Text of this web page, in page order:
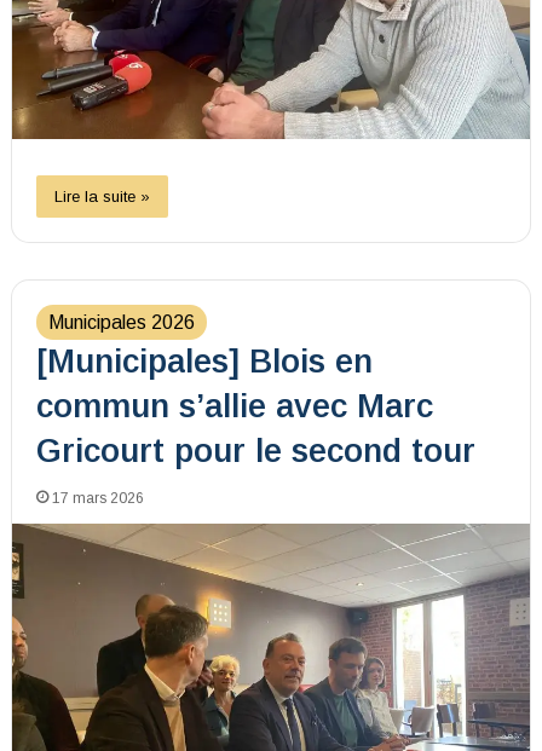
Lire la suite »
Municipales 2026
[Municipales] Blois en
commun s’allie avec Marc
Gricourt pour le second tour
17 mars 2026